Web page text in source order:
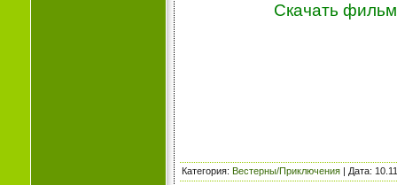
Скачать
Категория: Вестерны/Приключения | Дата: